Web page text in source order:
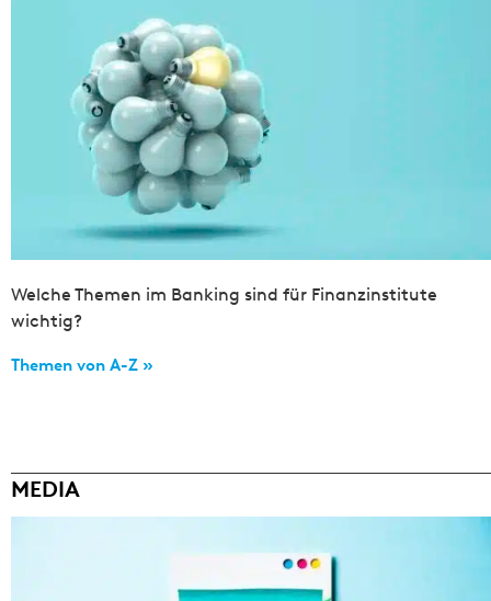
Welche Themen im Banking sind für Finanzinstitute
wichtig?
Themen von A-Z »
MEDIA